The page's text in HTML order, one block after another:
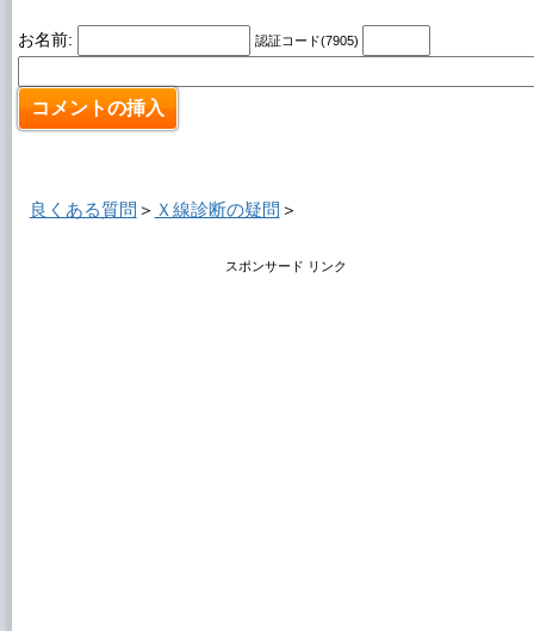
お名前: 認証コード(7905)
良くある質問 ＞ Ｘ線診断の疑問 ＞
スポンサード リンク